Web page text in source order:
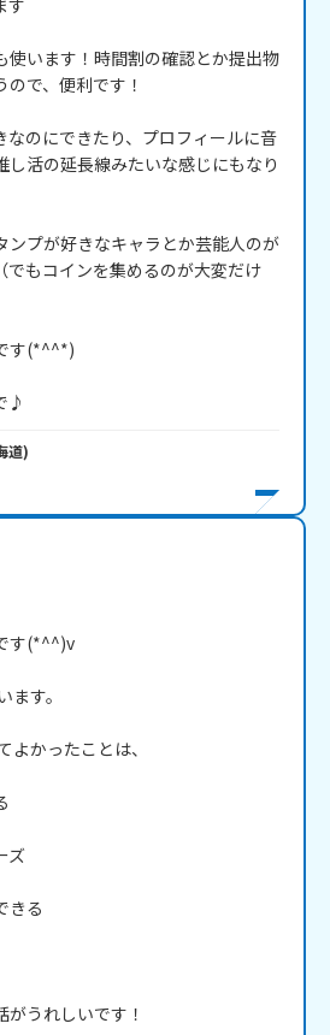
す
使います！時間割の確認とか提出物
で、便利です！
なのにできたり、プロフィールに音
活の延長線みたいな感じにもなり
ンプが好きなキャラとか芸能人のが
もコインを集めるのが大変だけ
す(*^^*)
♪
道)
す(*^^)v
す。
よかったことは、
ズ
きる
うれしいです！